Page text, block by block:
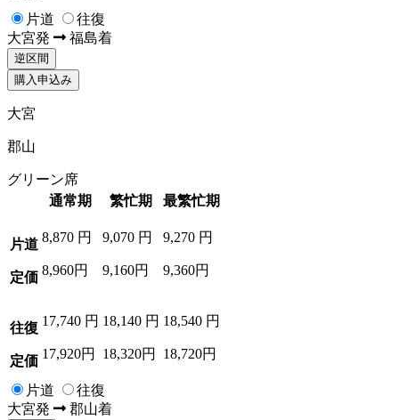
片道
往復
大宮発 福島着
逆区間
購入申込み
大宮
郡山
グリーン席
通常期
繁忙期 最繁忙期
片道
定価
8,870 円
8,960円
9,070 円
9,160円
9,270 円
9,360円
往復
定価
17,740 円
17,920円
18,140 円
18,320円
18,540 円
18,720円
片道
往復
大宮発 郡山着